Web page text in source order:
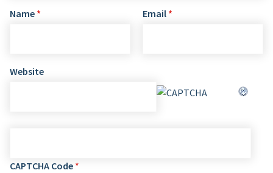
Name * Email *
Website
CAPTCHA Code *